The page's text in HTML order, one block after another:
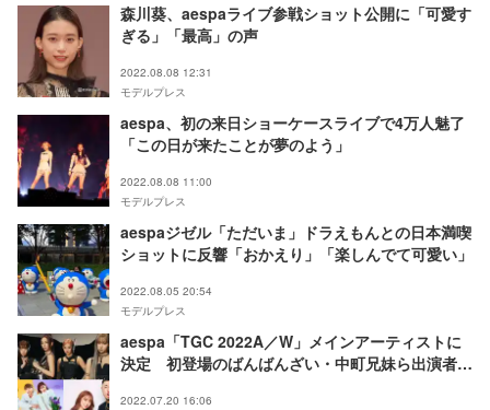
森川葵、aespaライブ参戦ショット公開に「可愛す
ぎる」「最高」の声
2022.08.08 12:31
モデルプレス
aespa、初の来日ショーケースライブで4万人魅了
「この日が来たことが夢のよう」
2022.08.08 11:00
モデルプレス
aespaジゼル「ただいま」ドラえもんとの日本満喫
ショットに反響「おかえり」「楽しんでて可愛い」
2022.08.05 20:54
モデルプレス
aespa「TGC 2022A／W」メインアーティストに
決定 初登場のばんばんざい・中町兄妹ら出演者第
2022.07.20 16:06